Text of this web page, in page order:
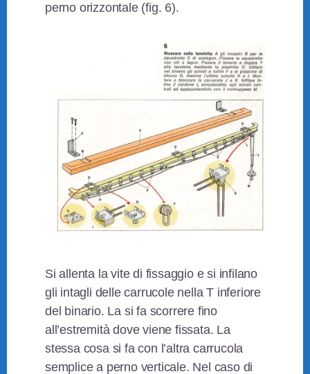
perno orizzontale (fig. 6).
Si allenta la vite di fissaggio e si infilano
gli intagli delle carrucole nella T inferiore
del binario. La si fa scorrere fino
all’estremità dove viene fissata. La
stessa cosa si fa con l’altra carrucola
semplice a perno verticale. Nel caso di